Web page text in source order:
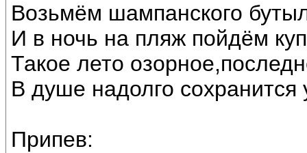
Возьмём шампанского
И в ночь на пляж пойдём
Такое лето
В душе надолго
Припев: